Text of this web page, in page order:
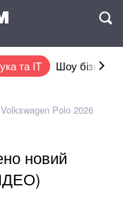
та IT Шоу бізнес
Polo 2026
новий